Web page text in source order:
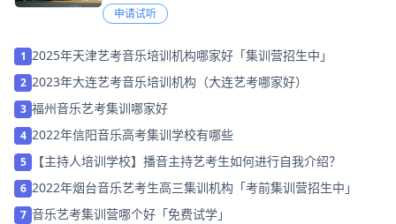
申请试听
1 2025年天津艺考音乐培训机构哪家好「集训营招生中」
2 2023年大连艺考音乐培训机构（大连艺考哪家好）
3 福州音乐艺考集训哪家好
4 2022年信阳音乐高考集训学校有哪些
5 【主持人培训学校】播音主持艺考生如何进行自我介绍？
6 2022年烟台音乐艺考生高三集训机构「考前集训营招生中」
7 音乐艺考集训营哪个好「免费试学」